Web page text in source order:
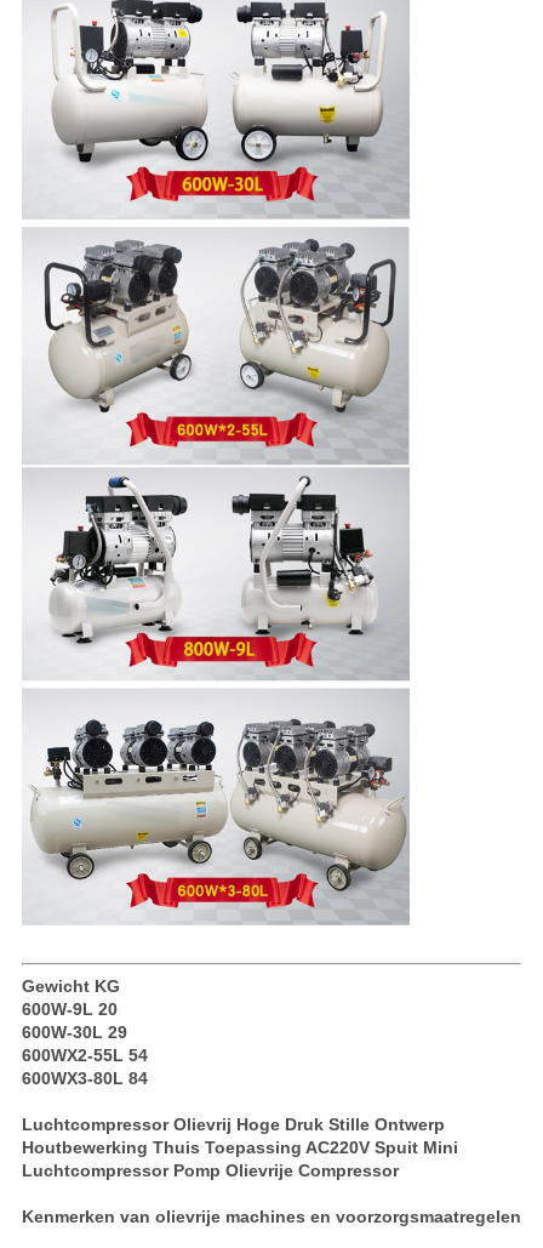
Gewicht KG
600W-9L 20
600W-30L 29
600WX2-55L 54
600WX3-80L 84
Luchtcompressor Olievrij Hoge Druk Stille Ontwerp
Houtbewerking Thuis Toepassing AC220V Spuit Mini
Luchtcompressor Pomp Olievrije Compressor
Kenmerken van olievrije machines en voorzorgsmaatregelen